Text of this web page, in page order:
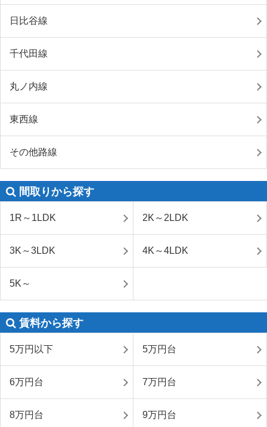
日比谷線
千代田線
丸ノ内線
東西線
その他路線
間取りから探す
1R～1LDK 2K～2LDK
3K～3LDK 4K～4LDK
5K～
賃料から探す
5万円以下 5万円台
6万円台 7万円台
8万円台 9万円台